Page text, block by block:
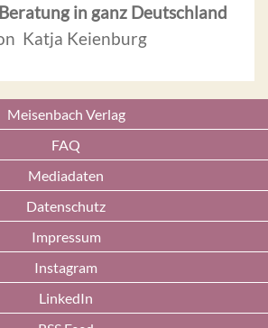
in ganz Deutschland
Katja Keienburg
Meisenbach Verlag
FAQ
Mediadaten
Datenschutz
Impressum
Instagram
LinkedIn